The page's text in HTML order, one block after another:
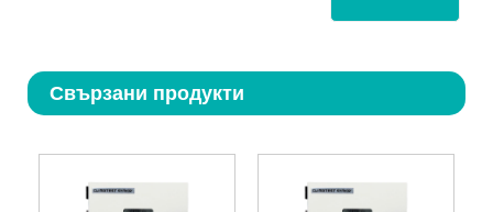
Свързани продукти